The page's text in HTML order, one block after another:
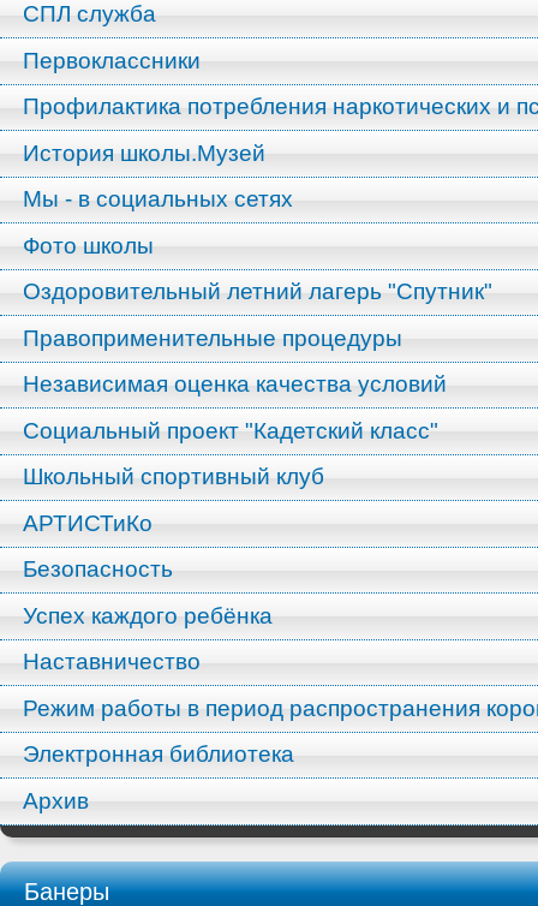
СПЛ служба
Первоклассники
Профилактика потребления наркотических и
История школы.Музей
Мы - в социальных сетях
Фото школы
Оздоровительный летний лагерь "Спутник"
Правоприменительные процедуры
Независимая оценка качества условий
Социальный проект "Кадетский класс"
Школьный спортивный клуб
АРТИСТиКо
Безопасность
Успех каждого ребёнка
Наставничество
Режим работы в период распространения
Электронная библиотека
Архив
Банеры